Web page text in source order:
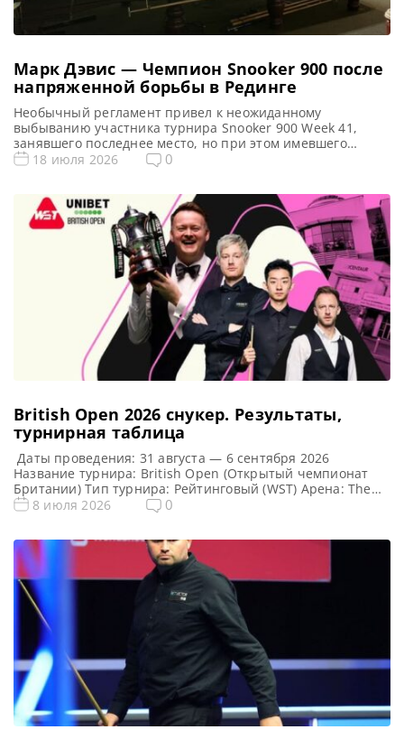
Марк Дэвис — Чемпион Snooker 900 после
напряженной борьбы в Рединге
Необычный регламент привел к неожиданному
выбыванию участника турнира Snooker 900 Week 41,
занявшего последнее место, но при этом имевшего
наибольшее число побед, сообщает totallysnookered
Однако этот турнир запомнился своим странным
завершением группового этапа, когда все пять
участников набрали одинаковое […]
18 июля 2026 0
British Open 2026 cнукер. Результаты,
турнирная таблица
Даты проведения: 31 августа — 6 сентября 2026
Название турнира: British Open (Открытый чемпионат
Британии) Тип турнира: Рейтинговый (WST) Арена: The
Centaur Место проведения (населенный пункт, город,
турнира: Примечание: Особенность формата: после
каждого раунда проходит случайная жеребьевка (пары
игроков формируются случайным образом)!!! Турнирная
[…]
8 июля 2026 0